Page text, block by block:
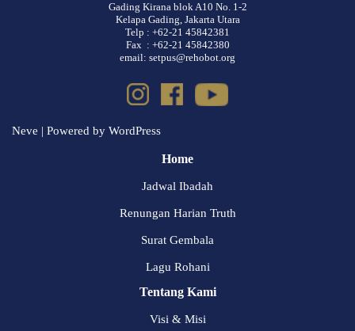
Gading Kirana blok A10 No. 1-2
Kelapa Gading, Jakarta Utara
Telp : +62-21 45842381
Fax : +62-21 45842380
email: setpus@rehobot.org
Neve | Powered by WordPress
Home
Jadwal Ibadah
Renungan Harian Truth
Surat Gembala
Lagu Rohani
Tentang Kami
Visi & Misi